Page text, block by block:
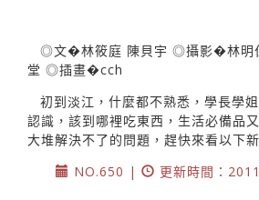
◎文�林筱庭 陳貝宇 ◎攝影�林明
堂 ◎插畫�cch
初到淡江，什麼都不熟悉，學長學
認識，該到哪裡吃東西，生活必備品
大堆解決不了的問題，趕快來看以下
NO.650 |
更新時間：